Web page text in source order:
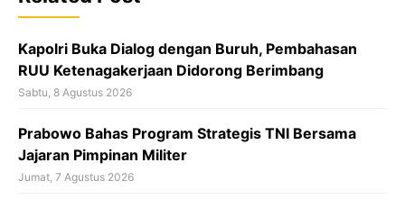
o
k
Kapolri Buka Dialog dengan Buruh, Pembahasan
RUU Ketenagakerjaan Didorong Berimbang
Sabtu, 8 Agustus 2026
Prabowo Bahas Program Strategis TNI Bersama
Jajaran Pimpinan Militer
Jumat, 7 Agustus 2026